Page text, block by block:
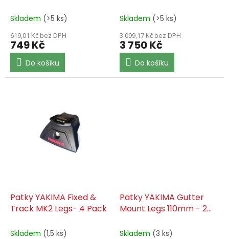
Skladem (>5 ks)
619,01 Kč bez DPH
749 Kč
Do košíku
Skladem (>5 ks)
3 099,17 Kč bez DPH
3 750 Kč
Do košíku
Patky YAKIMA Fixed &
Track MK2 Legs- 4 Pack
Skladem (1,5 ks)
Patky YAKIMA Gutter
Mount Legs 110mm - 2
Skladem (3 ks)